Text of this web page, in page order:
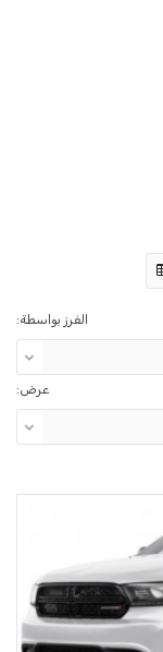
الفرز بواسطة:
عرض: